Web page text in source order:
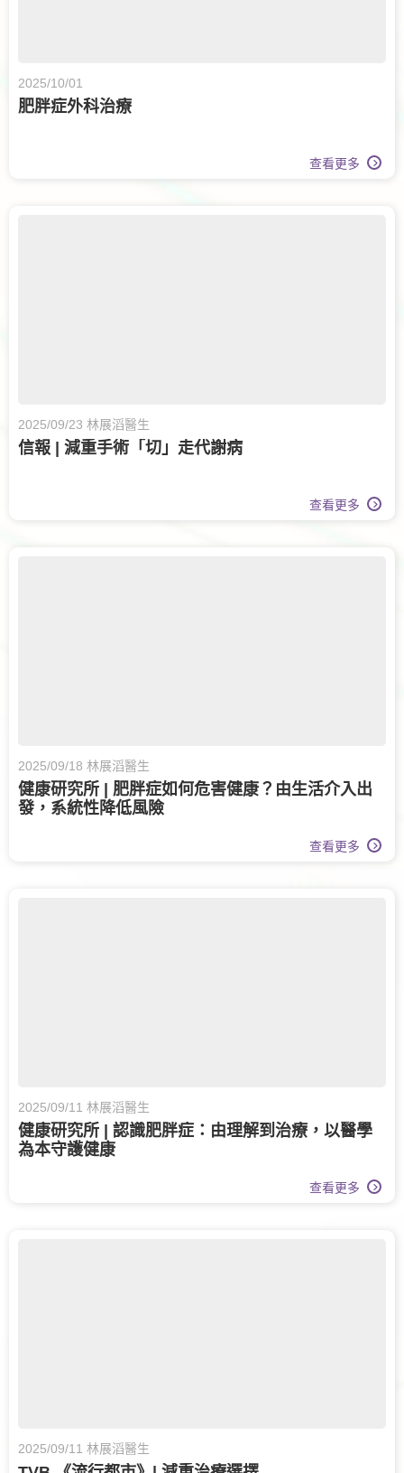
2025/10/01
肥胖症外科治療
查看更多
2025/09/23 林展滔醫生
信報 | 減重手術「切」走代謝病
查看更多
2025/09/18 林展滔醫生
健康研究所 | 肥胖症如何危害健康？由生活介入出
發，系統性降低風險
查看更多
2025/09/11 林展滔醫生
健康研究所 | 認識肥胖症：由理解到治療，以醫學
為本守護健康
查看更多
2025/09/11 林展滔醫生